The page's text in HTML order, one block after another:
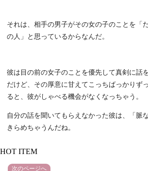
それは、相手の男子がその女の子のことを「
の人」と思っているからなんだ。
彼は目の前の女子のことを優先して真剣に話
だけど、その厚意に甘えてこっちばっかりず
ると、彼がしゃべる機会がなくなっちゃう。
自分の話を聞いてもらえなかった彼は、「脈
きらめちゃうんだね。
HOT ITEM
次のページへ